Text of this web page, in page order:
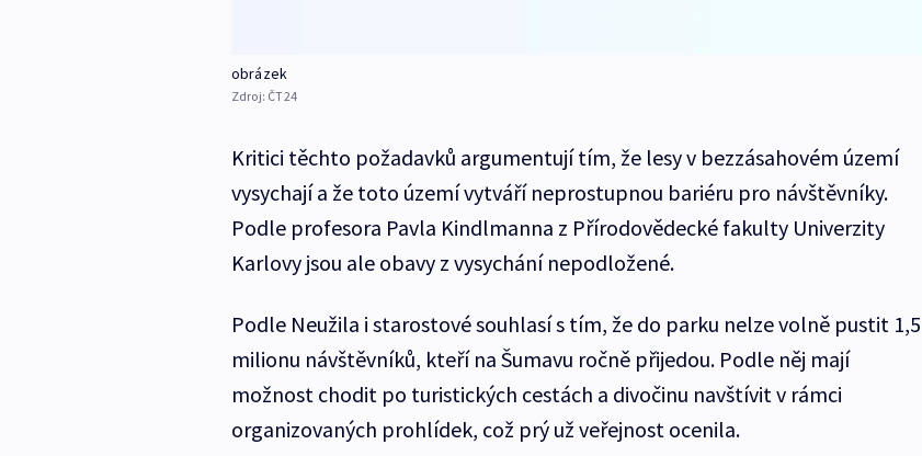
obrázek
Zdroj: ČT24
Kritici těchto požadavků argumentují tím, že lesy v bezzásahovém území
vysychají a že toto území vytváří neprostupnou bariéru pro návštěvníky.
Podle profesora Pavla Kindlmanna z Přírodovědecké fakulty Univerzity
Karlovy jsou ale obavy z vysychání nepodložené.
Podle Neužila i starostové souhlasí s tím, že do parku nelze volně pustit 1,5
milionu návštěvníků, kteří na Šumavu ročně přijedou. Podle něj mají
možnost chodit po turistických cestách a divočinu navštívit v rámci
organizovaných prohlídek, což prý už veřejnost ocenila.